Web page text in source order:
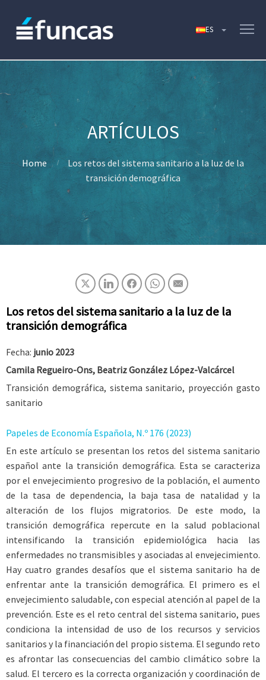
Home
Los retos del sistema sanitario a la luz de la
transición demográfica
Los retos del sistema sanitario a la luz de la
transición demográfica
Fecha: junio 2023
Camila Regueiro-Ons, Beatriz González López-Valcárcel
Transición demográfica, sistema sanitario, proyección gasto
sanitario
Papeles de Economía Española, N.º 176 (2023)
En este artículo se presentan los retos del sistema sanitario
español ante la transición demográfica. Esta se caracteriza
por el envejecimiento progresivo de la población, el aumento
de la tasa de dependencia, la baja tasa de natalidad y la
alteración de los flujos migratorios. De este modo, la
transición demográfica repercute en la salud poblacional
intensificando la transición epidemiológica hacia las
enfermedades no transmisibles y asociadas al envejecimiento.
Hay cuatro grandes desafíos que el sistema sanitario ha de
enfrentar ante la transición demográfica. El primero es el
envejecimiento saludable, con especial atención al papel de la
prevención. Este es el reto central del sistema sanitario, pues
condiciona la intensidad de uso de los recursos y servicios
sanitarios y la financiación del propio sistema. El segundo reto
es afrontar las consecuencias del cambio climático sobre la
salud. El tercero es la correcta organización y coordinación de